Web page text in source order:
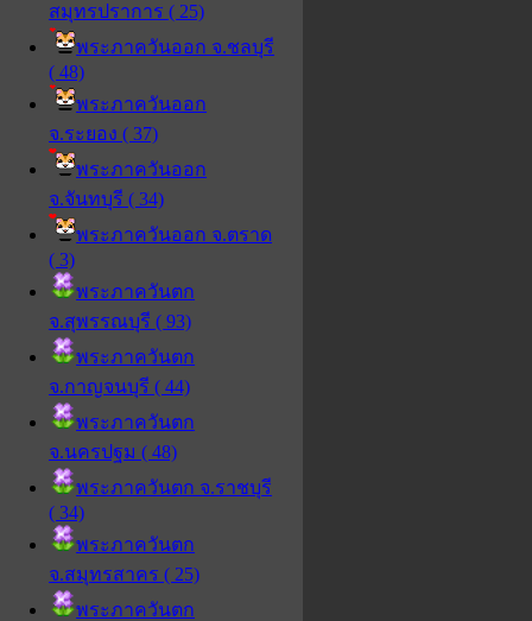
สมุทรปราการ ( 25)
พระภาควันออก จ.ชลบุรี
( 48)
พระภาควันออก
จ.ระยอง ( 37)
พระภาควันออก
จ.จันทบุรี ( 34)
พระภาควันออก จ.ตราด
( 3)
พระภาควันตก
จ.สุพรรณบุรี ( 93)
พระภาควันตก
จ.กาญจนบุรี ( 44)
พระภาควันตก
จ.นครปฐม ( 48)
พระภาควันตก จ.ราชบุรี
( 34)
พระภาควันตก
จ.สมุทรสาคร ( 25)
พระภาควันตก